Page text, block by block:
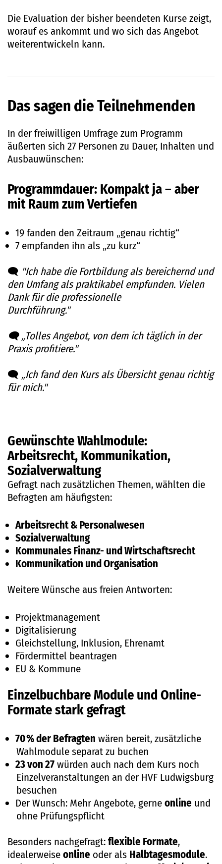
Die Evaluation der bisher beendeten Kurse zeigt,
worauf es ankommt und wo sich das Angebot
weiterentwickeln kann.
Das sagen die Teilnehmenden
In der freiwilligen Umfrage zum Programm
äußerten sich 27 Personen zu Dauer, Inhalten und
Ausbauwünschen:
Programmdauer: Kompakt ja – aber
mit Raum zum Vertiefen
19 fanden den Zeitraum „genau richtig“
7 empfanden ihn als „zu kurz“
🗨️ "Ich habe die Fortbildung als bereichernd und
den Umfang als praktikabel empfunden. Vielen
Dank für die professionelle
Durchführung."
🗨️ „Tolles Angebot, von dem ich täglich in der
Praxis profitiere."
🗨️ „Ich fand den Kurs als Übersicht genau richtig
für mich."
Gewünschte Wahlmodule:
Arbeitsrecht, Kommunikation,
Sozialverwaltung
Gefragt nach zusätzlichen Themen, wählten die
Befragten am häufigsten:
Arbeitsrecht & Personalwesen
Sozialverwaltung
Kommunales Finanz- und Wirtschaftsrecht
Kommunikation und Organisation
Weitere Wünsche aus freien Antworten:
Projektmanagement
Digitalisierung
Gleichstellung, Inklusion, Ehrenamt
Fördermittel beantragen
EU & Kommune
Einzelbuchbare Module und Online-
Formate stark gefragt
70 % der Befragten wären bereit, zusätzliche
Wahlmodule separat zu buchen
23 von 27würden auch nach dem Kurs noch
Einzelveranstaltungen an der HVF Ludwigsburg
besuchen
Der Wunsch: Mehr Angebote, gerneonline und
ohne Prüfungspflicht
Besonders nachgefragt:flexible Formate,
idealerweiseonline oder als Halbtagesmodule.